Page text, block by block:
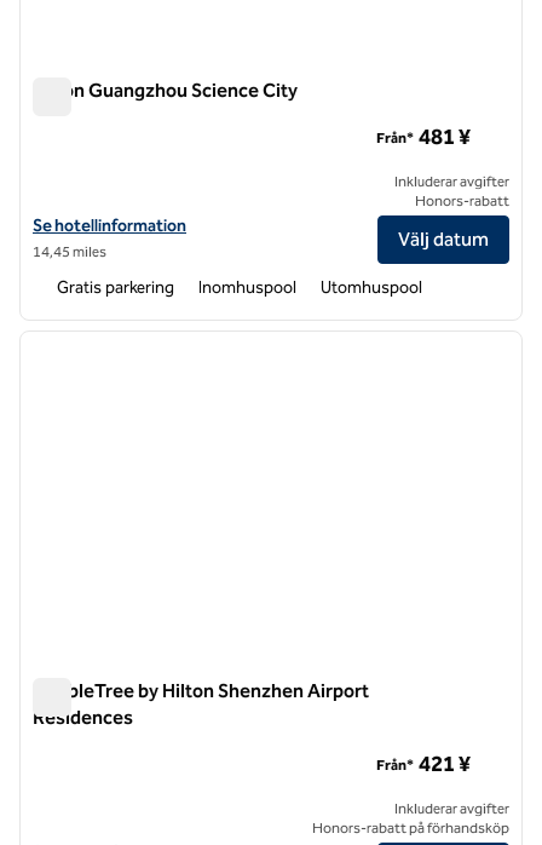
Hilton Guangzhou Science City
Visa hotelluppgifter för Hilton Guangzhou Science City
Se hotellinformation
14,45 miles
Från* 481 ¥
Inkluderar avgifter
Honors-rabatt
Välj datum
Gratis parkering Inomhuspool Utomhuspool
1 av 12
nästa
DoubleTree by Hilton Shenzhen Airport
Residences
Från* 421 ¥
Inkluderar avgifter
Honors-rabatt på förhandsköp